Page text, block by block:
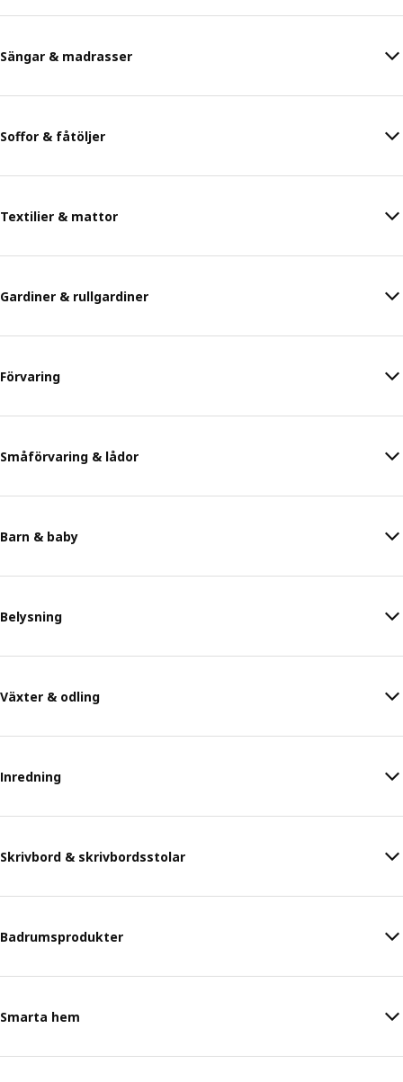
Sängar & madrasser
Soffor & fåtöljer
Textilier & mattor
Gardiner & rullgardiner
Förvaring
Småförvaring & lådor
Barn & baby
Belysning
Växter & odling
Inredning
Skrivbord & skrivbordsstolar
Badrumsprodukter
Smarta hem